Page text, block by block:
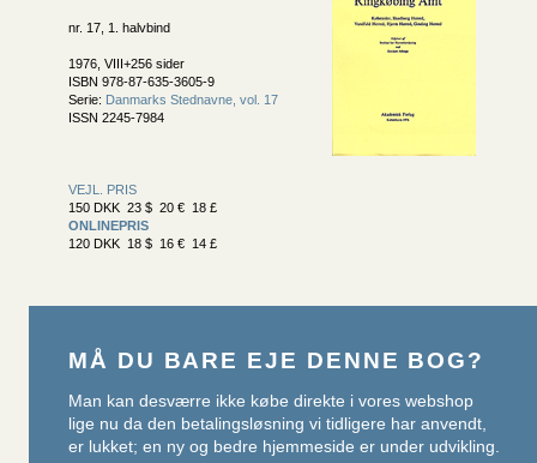
nr. 17, 1. halvbind
1976, VIII+256 sider
ISBN 978-87-635-3605-9
Serie: Danmarks Stednavne, vol. 17
ISSN 2245-7984
VEJL. PRIS
150 DKK 23 $ 20 € 18 £
ONLINEPRIS
120 DKK 18 $ 16 € 14 £
MÅ DU BARE EJE DENNE BOG?
Man kan desværre ikke købe direkte i vores webshop
lige nu da den betalingsløsning vi tidligere har anvendt,
er lukket; en ny og bedre hjemmeside er under udvikling.